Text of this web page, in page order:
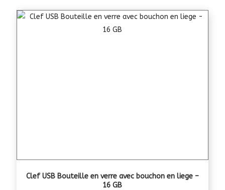
Clef USB Bouteille en verre avec bouchon en liege –
16 GB